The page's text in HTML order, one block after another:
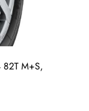
M+S,